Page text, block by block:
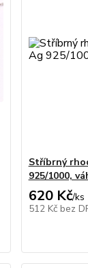
Stříbrný
925/1000,
620 Kč/ks
512 Kč bez